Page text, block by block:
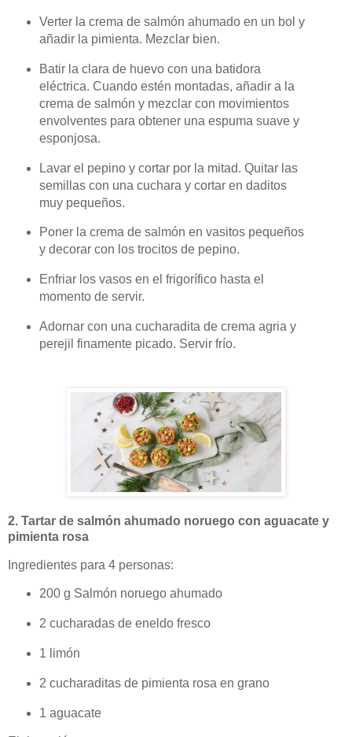
Verter la crema de salmón ahumado en un bol y
añadir la pimienta. Mezclar bien.
Batir la clara de huevo con una batidora
eléctrica. Cuando estén montadas, añadir a la
crema de salmón y mezclar con movimientos
envolventes para obtener una espuma suave y
esponjosa.
Lavar el pepino y cortar por la mitad. Quitar las
semillas con una cuchara y cortar en daditos
muy pequeños.
Poner la crema de salmón en vasitos pequeños
y decorar con los trocitos de pepino.
Enfriar los vasos en el frigorífico hasta el
momento de servir.
Adornar con una cucharadita de crema agria y
perejil finamente picado. Servir frío.
2. Tartar de salmón ahumado noruego con aguacate y
pimienta rosa
Ingredientes para 4 personas:
200 g Salmón noruego ahumado
2 cucharadas de eneldo fresco
1 limón
2 cucharaditas de pimienta rosa en grano
1 aguacate